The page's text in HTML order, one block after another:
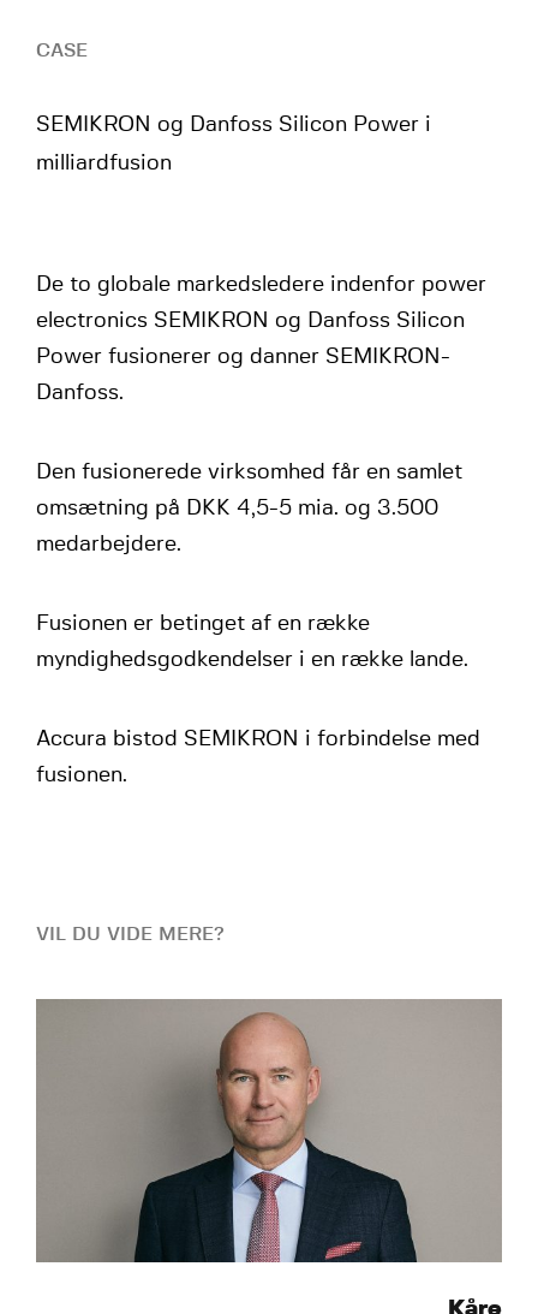
CASE
SEMIKRON og Danfoss Silicon Power i
milliardfusion
De to globale markedsledere indenfor power
electronics SEMIKRON og Danfoss Silicon
Power fusionerer og danner SEMIKRON-
Danfoss.
Den fusionerede virksomhed får en samlet
omsætning på DKK 4,5-5 mia. og 3.500
medarbejdere.
Fusionen er betinget af en række
myndighedsgodkendelser i en række lande.
Accura bistod SEMIKRON i forbindelse med
fusionen.
VIL DU VIDE MERE?
Kåre